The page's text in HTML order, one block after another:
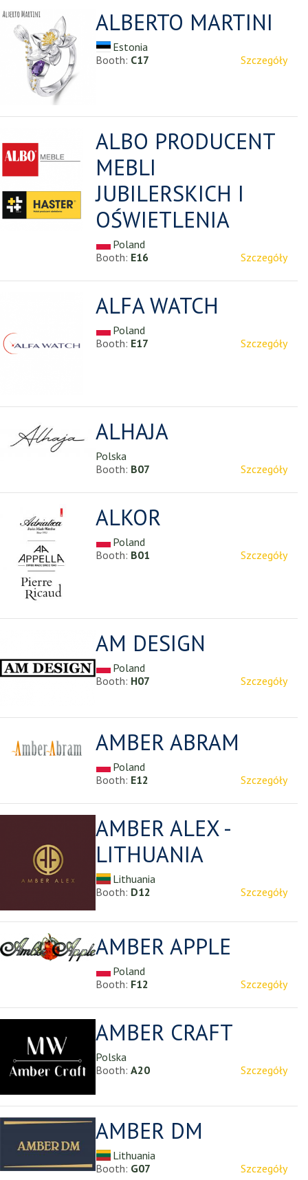
ALBERTO MARTINI
Estonia
Booth: C17 Szczegóły
ALBO PRODUCENT
MEBLI
JUBILERSKICH I
OŚWIETLENIA
Poland
Booth: E16 Szczegóły
ALFA WATCH
Poland
Booth: E17 Szczegóły
ALHAJA
Polska
Booth: B07 Szczegóły
ALKOR
Poland
Booth: B01 Szczegóły
AM DESIGN
Poland
Booth: H07 Szczegóły
AMBER ABRAM
Poland
Booth: E12 Szczegóły
AMBER ALEX -
LITHUANIA
Lithuania
Booth: D12 Szczegóły
AMBER APPLE
Poland
Booth: F12 Szczegóły
AMBER CRAFT
Polska
Booth:A20 Szczegóły
AMBER DM
Lithuania
Booth: G07 Szczegóły